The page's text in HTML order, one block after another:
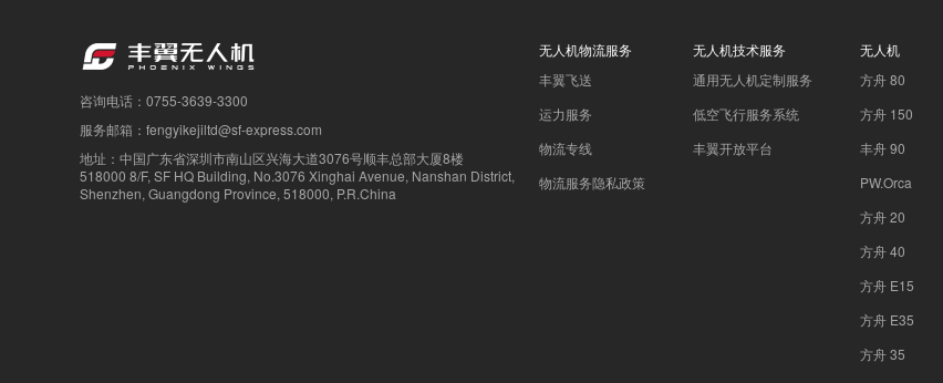
咨询电话：0755-3639-3300
服务邮箱：fengyikejiltd@sf-express.com
地址：中国广东省深圳市南山区兴海大道3076号顺丰总部大厦8楼
518000 8/F, SF HQ Building, No.3076 Xinghai Avenue, Nanshan District,
Shenzhen, Guangdong Province, 518000, P.R.China
无人机物流服务
丰翼飞送
运力服务
物流专线
物流服务隐私政策
无人机技术服务
通用无人机定制服务
低空飞行服务系统
丰翼开放平台
无人机
方舟 80
方舟 150
丰舟 90
PW.Orca
方舟 20
方舟 40
方舟 E15
方舟 E35
方舟 35